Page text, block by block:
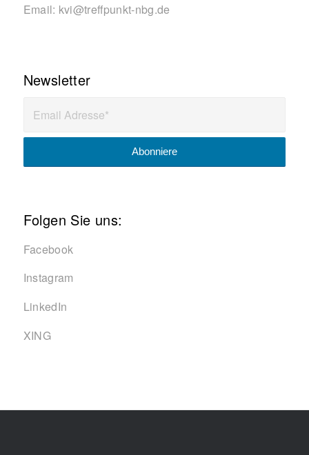
Email: kvi@treffpunkt-nbg.de
Newsletter
Folgen Sie uns:
Facebook
Instagram
LinkedIn
XING